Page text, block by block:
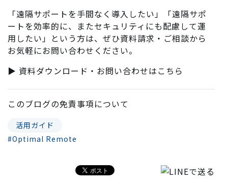
「遠隔サポートを手間なく導入したい」「遠隔サポ
ートを効率的に、またセキュリティにも配慮して運
用したい」という方は、ぜひ資料請求・ご相談から
お気軽にお問い合わせください。
▶ 資料ダウンロード・お問い合わせはこちら
このブログの免責事項について
活用ガイド
#Optimal Remote